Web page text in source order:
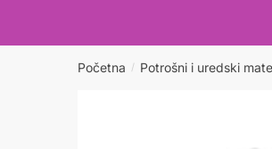
Početna / Potrošni i uredski